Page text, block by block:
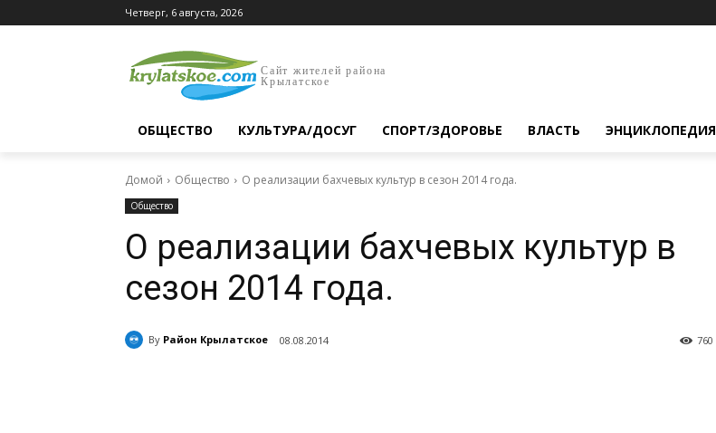
Четверг, 6 августа, 2026
Сайт жителей района
Крылатское
ОБЩЕСТВО КУЛЬТУРА/ДОСУГ СПОРТ/ЗДОРОВЬЕ ВЛАСТЬ ЭНЦИКЛОПЕДИЯ
Домой Общество О реализации бахчевых культур в сезон 2014 года.
Общество
О реализации бахчевых культур в
сезон 2014 года.
By Район Крылатское 08.08.2014 760